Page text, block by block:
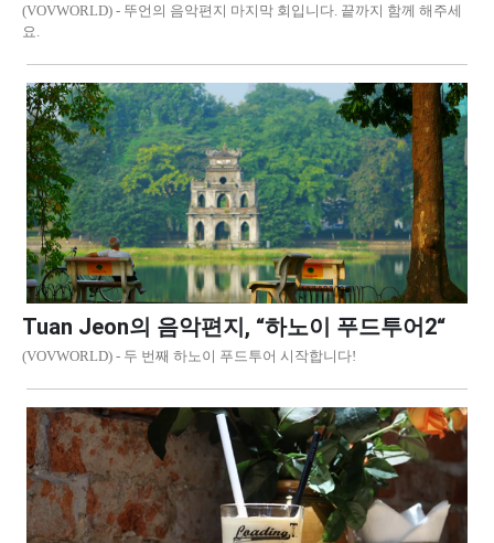
(VOVWORLD) - 뚜언의 음악편지 마지막 회입니다. 끝까지 함께 해주세
요.
Tuan Jeon의 음악편지, “하노이 푸드투어2“
(VOVWORLD) - 두 번째 하노이 푸드투어 시작합니다!